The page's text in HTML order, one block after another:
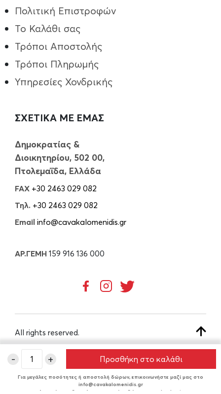
- + Προσθήκη στο καλάθι
Για μεγάλες ποσότητες ή αποστολή δώρων, επικοινωνήστε μαζί μας στο
info@cavakalomenidis.gr
Δυνατότητα δωρεάν συσκευασίας δώρου στο checkout.
Πολιτική Επιστροφών
Το Καλάθι σας
Τρόποι Aποστολής
Τρόποι Πληρωμής
Υπηρεσίες Χονδρικής
ΣΧΕΤΙΚΑ ΜΕ ΕΜΑΣ
Δημοκρατίας &
Διοικητηρίου, 502 00,
Πτολεμαΐδα, Ελλάδα
FAX +30 2463 029 082
Τηλ. +30 2463 029 082
Email info@cavakalomenidis.gr
ΑΡ.ΓΕΜΗ 159 916 136 000
All rights reserved.
CREATED BY